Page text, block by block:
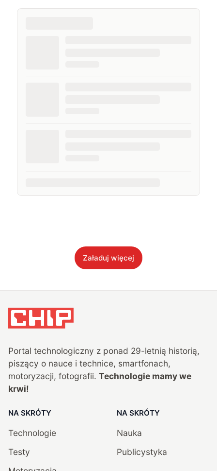
Załaduj więcej
Portal technologiczny z ponad 29-letnią historią,
piszący o nauce i technice, smartfonach,
motoryzacji, fotografii. Technologie mamy we
krwi!
NA SKRÓTY
Technologie
Testy
NA SKRÓTY
Nauka
Publicystyka